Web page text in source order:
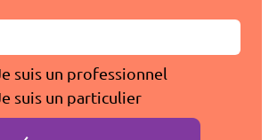
suis un professionnel
suis un particulier